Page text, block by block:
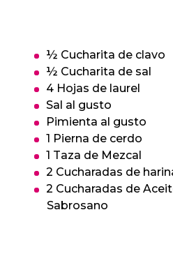
½ Cucharita de clavo
½ Cucharita de sal
4 Hojas de laurel
Sal al gusto
Pimienta al gusto
1 Pierna de cerdo
1 Taza de Mezcal
2 Cucharadas de
2 Cucharadas de
Sabrosano